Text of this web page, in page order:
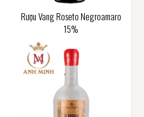
Rượu Vang Roseto Negroamaro
15%